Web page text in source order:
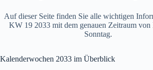
Auf dieser Seite finden Sie alle wichtigen
KW 19 2033 mit dem genauen Zeitraum von
Sonntag.
Kalenderwochen 2033 im Überblick